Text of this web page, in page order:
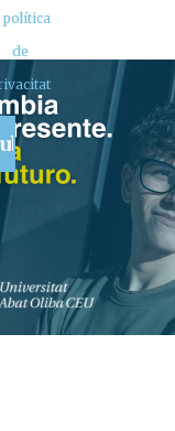
política
de